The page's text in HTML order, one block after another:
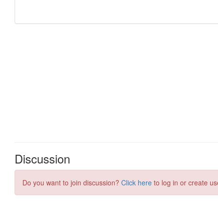
Discussion
Do you want to join discussion? Click here to log in or create